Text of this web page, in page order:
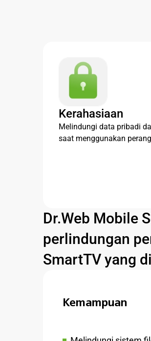
Kerahasiaan
Melindungi data pribadi
saat menggunakan
Dr.Web Mobile
perlindungan
SmartTV yang
Kemampuan